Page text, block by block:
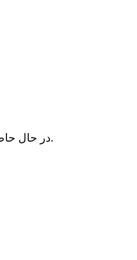
در حال حاضر سبد خرید شما خالی می‌باشد.